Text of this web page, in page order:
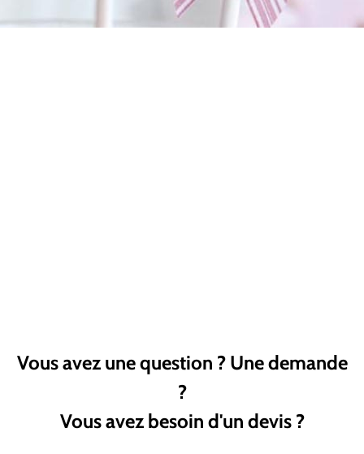
Vous avez une question ? Une demande
?
Vous avez besoin d'un devis ?